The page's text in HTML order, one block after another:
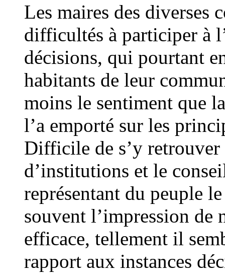
Les maires des diverses
difficultés à participer à
décisions, qui pourtant
habitants de leur
moins le sentiment que
l’a emporté sur les
Difficile de s’y retrouver
d’institutions et le
représentant du peuple
souvent l’impression de
efficace, tellement il
rapport aux instances